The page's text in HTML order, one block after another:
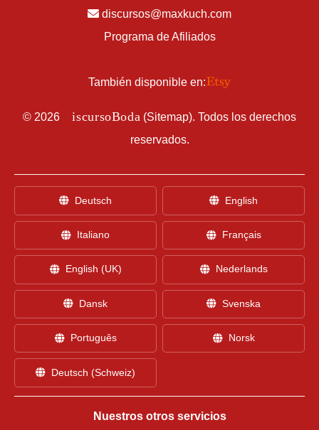
discursos@maxkuch.com
Programa de Afiliados
También disponible en:
© 2026 DiscursoBoda (Sitemap). Todos los derechos
reservados.
Deutsch English
Italiano Français
English (UK) Nederlands
Dansk Svenska
Português Norsk
Deutsch (Schweiz)
Nuestros otros servicios